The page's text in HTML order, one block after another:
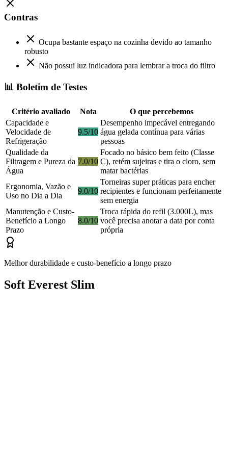
Contras
Ocupa bastante espaço na cozinha devido ao tamanho
robusto
Não possui luz indicadora para lembrar a troca do filtro
📊 Boletim de Testes
Critério avaliado Nota
O que percebemos
Capacidade e
Velocidade de
Refrigeração
9.5/10
Desempenho impecável entregando
água gelada contínua para várias
pessoas
Qualidade da
Filtragem e Pureza da
Água
7.0/10
Focado no básico bem feito (Classe
C), retém sujeiras e tira o cloro, sem
matar bactérias
Ergonomia, Vazão e
Uso no Dia a Dia
9.0/10
Torneiras super práticas para encher
recipientes e funcionam perfeitamente
sem energia
Manutenção e Custo-
Benefício a Longo
Prazo
8.0/10
Troca rápida do refil (3.000L), mas
você precisa anotar a data por conta
própria
Melhor durabilidade e custo-benefício a longo prazo
Soft Everest Slim